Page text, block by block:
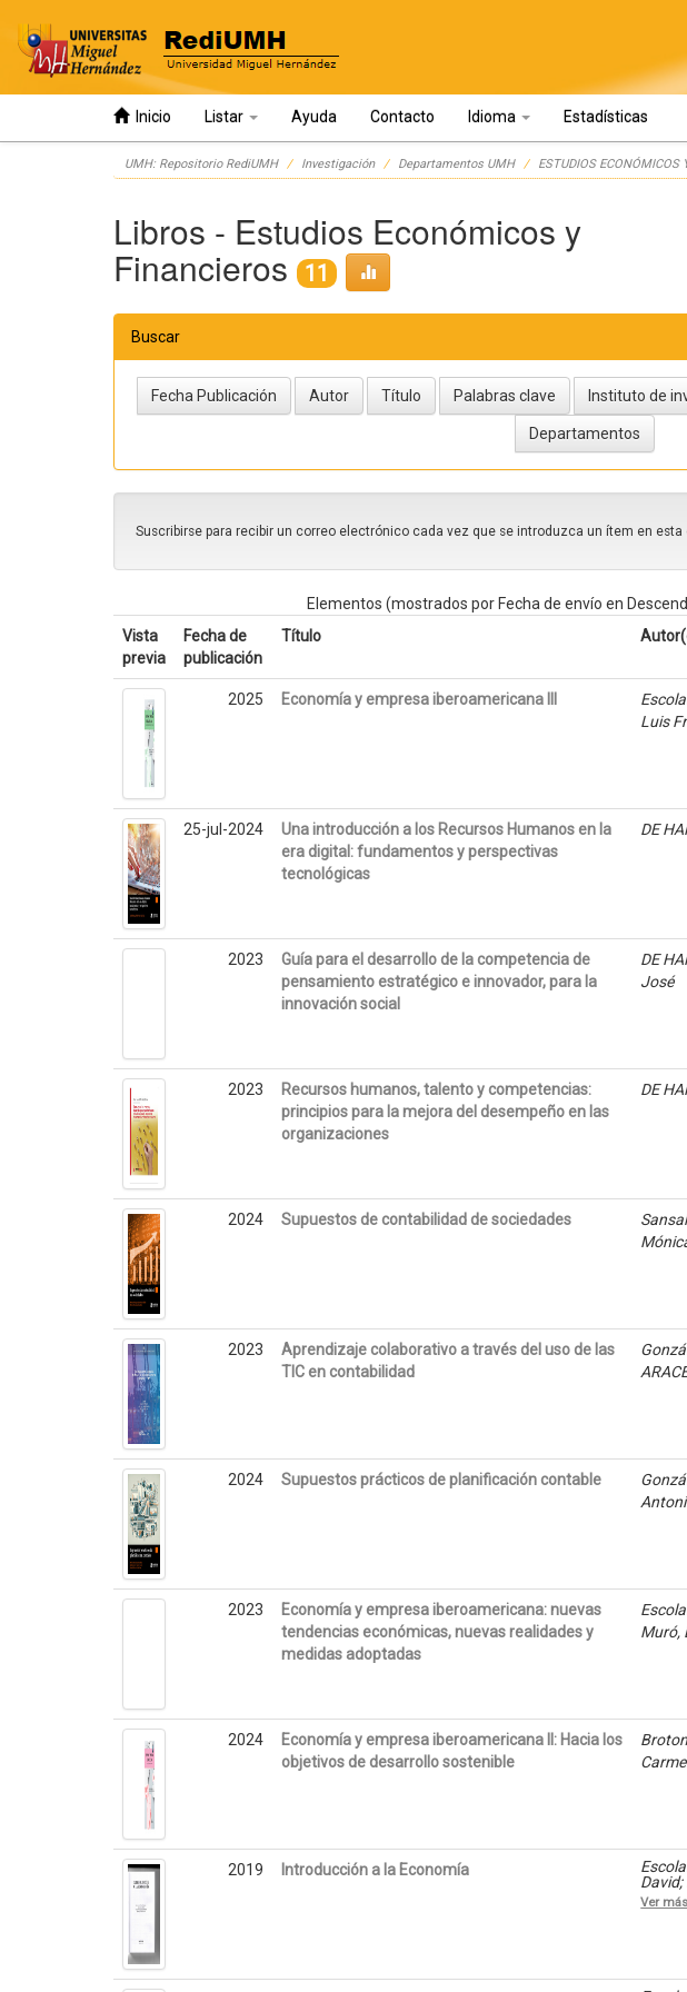
Inicio Listar Ayuda Contacto Idioma Estadísticas
UMH: Repositorio RediUMH Investigación Departamentos UMH ESTUDIOS ECONÓMICOS
Libros - Estudios Económicos y
Financieros 11
Buscar
Suscribirse para recibir un correo electrónico cada vez que se introduzca un ítem en
Elementos (mostrados por Fecha de envío en
Vista
previa
Fecha de
publicación
Título
2025 Economía y empresa iberoamericana III
Luis
25-jul-2024
Una introducción a los Recursos Humanos en la
era digital: fundamentos y perspectivas
tecnológicas
DE
2023
Guía para el desarrollo de la competencia de
pensamiento estratégico e innovador, para la
innovación social
DE
José
2023
Recursos humanos, talento y competencias:
principios para la mejora del desempeño en las
organizaciones
DE
2024 Supuestos de contabilidad de sociedades
2023
Aprendizaje colaborativo a través del uso de las
TIC en contabilidad
2024 Supuestos prácticos de planificación contable
2023
Economía y empresa iberoamericana: nuevas
tendencias económicas, nuevas realidades y
medidas adoptadas
Muró,
2024
Economía y empresa iberoamericana II: Hacia los
objetivos de desarrollo sostenible
2019 Introducción a la Economía
Ver más